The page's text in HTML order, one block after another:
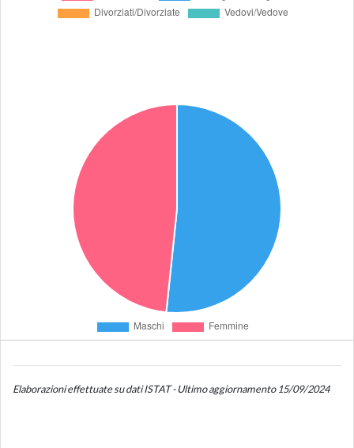
Elaborazioni effettuate su dati ISTAT - Ultimo aggiornamento 15/09/2024